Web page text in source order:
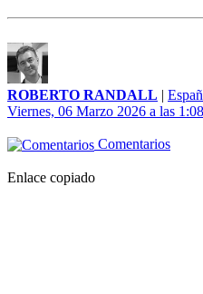
ROBERTO RANDALL |
Viernes, 06 Marzo 2026 a las
Comentarios
Enlace copiado